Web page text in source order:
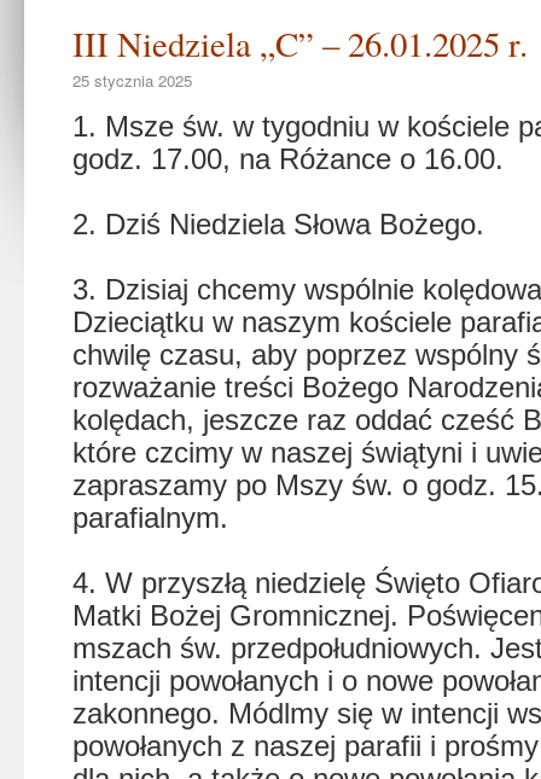
III Niedziela „C” – 26.01.2025 r.
25 stycznia 2025
1. Msze św. w tygodniu w kościele
godz. 17.00, na Różance o 16.00.
2. Dziś Niedziela Słowa Bożego.
3. Dzisiaj chcemy wspólnie
Dzieciątku w naszym kościele
chwilę czasu, aby poprzez wspólny
rozważanie treści Bożego
kolędach, jeszcze raz oddać cześć
które czcimy w naszej świątyni i
zapraszamy po Mszy św. o godz.
parafialnym.
4. W przyszłą niedzielę Święto
Matki Bożej Gromnicznej.
mszach św. przedpołudniowych.
intencji powołanych i o nowe
zakonnego. Módlmy się w intencji
powołanych z naszej parafii i